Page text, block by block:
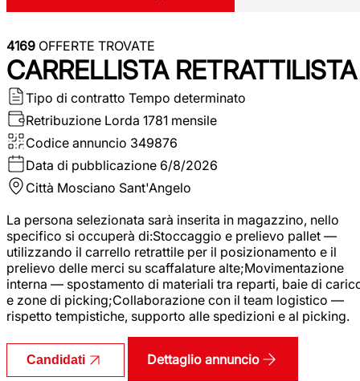
4169 OFFERTE TROVATE
CARRELLISTA RETRATTILISTA
Tipo di contratto Tempo determinato
Retribuzione Lorda 1781 mensile
Codice annuncio 349876
Data di pubblicazione 6/8/2026
Città Mosciano Sant'Angelo
La persona selezionata sarà inserita in magazzino, nello
specifico si occuperà di:Stoccaggio e prelievo pallet —
utilizzando il carrello retrattile per il posizionamento e il
prelievo delle merci su scaffalature alte;Movimentazione
interna — spostamento di materiali tra reparti, baie di
e zone di picking;Collaborazione con il team logistico —
rispetto tempistiche, supporto alle spedizioni e al picking.
Candidati Dettaglio annuncio